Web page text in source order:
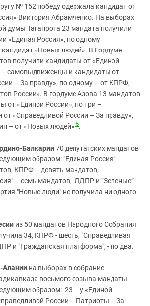
№ 152 победу одержала кандидат от
Виктория Абрамченко. На выборах
думы Таганрога 23 мандата получили
«Единая Россия», по одному
«Новых людей». В Гордуме
получили кандидаты от «Единой
– самовыдвиженцы и кандидаты от
– За правду», по одному – от КПРФ,
России». В гордуме Азова 13 мандатов
от «Единой России», по три –
«Справедливой России – За правду»,
– от «Новых людей» 5.
Балкарии70 депутатских мандатов
образом: "Единая Россия"
КПРФ – девять мандатов,
– семь мандатов, ЛДПР и “Зеленые” –
"Новые люди" не получила ни одного
из 50 мандатов Народного Собрания
34, КПРФ - шесть, "Справедливая
и "Гражданская платформа", - по два.
Алании на выборах в собрание
восьмого созыва мандаты
образом: 23 – у «Единой
России – Патриоты – За